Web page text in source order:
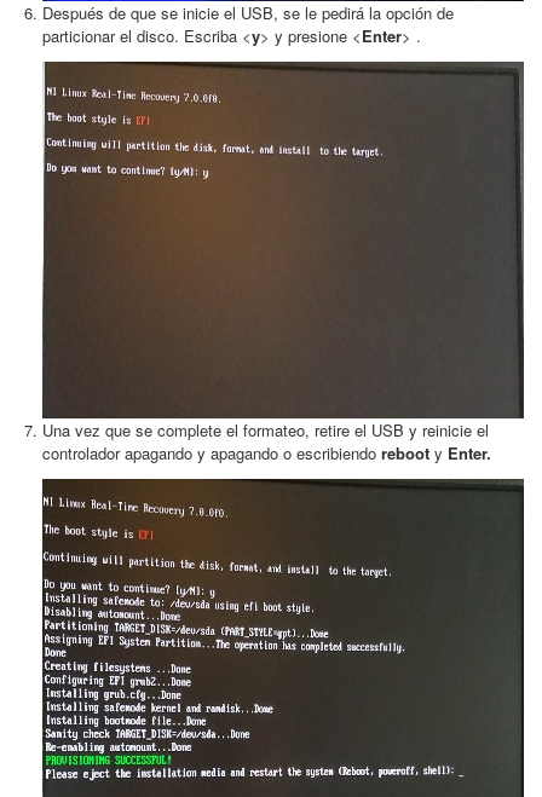
Después de que se inicie el USB, se le pedirá la opción de
particionar el disco. Escriba <y> y presione <Enter> .
Una vez que se complete el formateo, retire el USB y reinicie el
controlador apagando y apagando o escribiendo reboot y Enter.